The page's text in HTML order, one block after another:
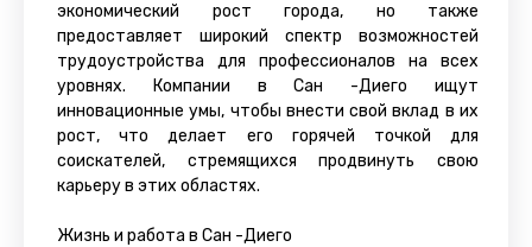
экономический рост города, но также
предоставляет широкий спектр возможностей
трудоустройства для профессионалов на всех
уровнях. Компании в Сан -Диего ищут
инновационные умы, чтобы внести свой вклад в их
рост, что делает его горячей точкой для
соискателей, стремящихся продвинуть свою
карьеру в этих областях.
Жизнь и работа в Сан -Диего